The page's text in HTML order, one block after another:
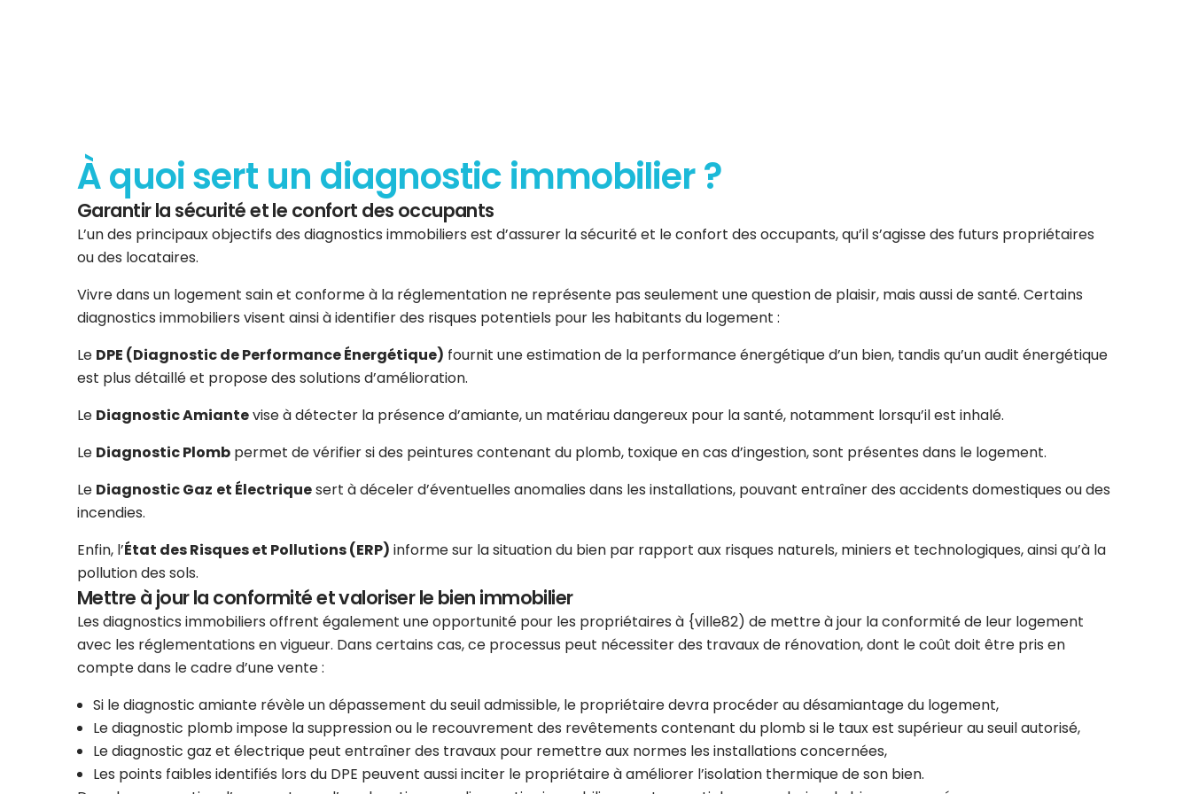
À quoi sert un diagnostic immobilier ?
Garantir la sécurité et le confort des occupants
L’un des principaux objectifs des diagnostics immobiliers est d’assurer la sécurité et le confort des occupants, qu’il s’agisse des futurs propriétaires
ou des locataires.
Vivre dans un logement sain et conforme à la réglementation ne représente pas seulement une question de plaisir, mais aussi de santé. Certains
diagnostics immobiliers visent ainsi à identifier des risques potentiels pour les habitants du logement :
Le DPE (Diagnostic de Performance Énergétique) fournit une estimation de la performance énergétique d’un bien, tandis qu’un audit énergétique
est plus détaillé et propose des solutions d’amélioration.
Le Diagnostic Amiantevise à détecter la présence d’amiante, un matériau dangereux pour la santé, notamment lorsqu’il est inhalé.
Le Diagnostic Plomb permet de vérifier si des peintures contenant du plomb, toxique en cas d’ingestion, sont présentes dans le logement.
Le Diagnostic Gaz et Électriquesert à déceler d’éventuelles anomalies dans les installations, pouvant entraîner des accidents domestiques ou des
incendies.
Enfin, l’État des Risques et Pollutions (ERP) informe sur la situation du bien par rapport aux risques naturels, miniers et technologiques, ainsi qu’à la
pollution des sols.
Mettre à jour la conformité et valoriser le bien immobilier
Les diagnostics immobiliers offrent également une opportunité pour les propriétaires à {ville82) de mettre à jour la conformité de leur logement
avec les réglementations en vigueur. Dans certains cas, ce processus peut nécessiter des travaux de rénovation, dont le coût doit être pris en
compte dans le cadre d’une vente :
Si le diagnostic amiante révèle un dépassement du seuil admissible, le propriétaire devra procéder au désamiantage du logement,
Le diagnostic plomb impose la suppression ou le recouvrement des revêtements contenant du plomb si le taux est supérieur au seuil autorisé,
Le diagnostic gaz et électrique peut entraîner des travaux pour remettre aux normes les installations concernées,
Les points faibles identifiés lors du DPE peuvent aussi inciter le propriétaire à améliorer l’isolation thermique de son bien.